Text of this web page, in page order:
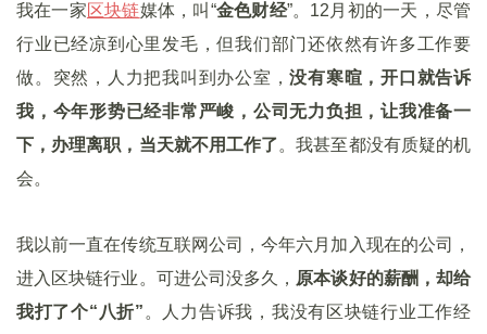
我在一家区块链媒体，叫“金色财经”。12月初的一天，尽管
行业已经凉到心里发毛，但我们部门还依然有许多工作要
做。突然，人力把我叫到办公室，没有寒暄，开口就告诉
我，今年形势已经非常严峻，公司无力负担，让我准备一
下，办理离职，当天就不用工作了。我甚至都没有质疑的机
会。
我以前一直在传统互联网公司，今年六月加入现在的公司，
进入区块链行业。可进公司没多久， 原本谈好的薪酬，却给
我打了个“八折” 。人力告诉我，我没有区块链行业工作经